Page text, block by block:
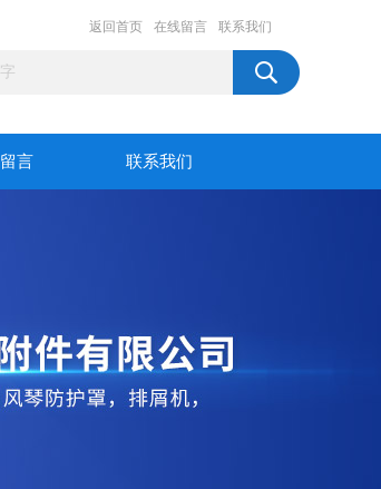
返回首页 在线留言 联系我们
言 联系我们